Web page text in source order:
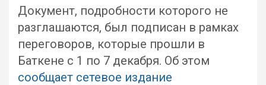
Документ, подробности которого не
разглашаются, был подписан в рамках
переговоров, которые прошли в
Баткене с 1 по 7 декабря. Об этом
сообщает сетевое издание